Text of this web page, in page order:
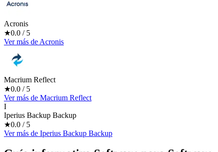
Acronis
★0.0 / 5
Ver más de Acronis
Macrium Reflect
★0.0 / 5
Ver más de Macrium Reflect
I
Iperius Backup Backup
★0.0 / 5
Ver más de Iperius Backup Backup